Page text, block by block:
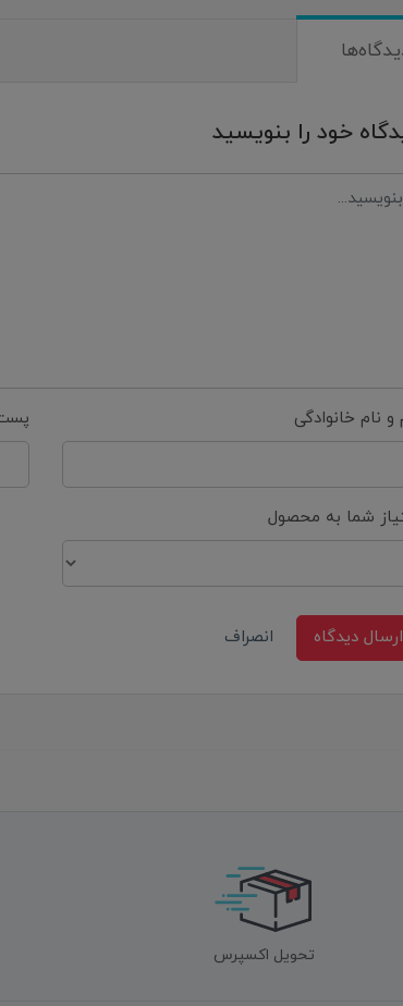
خود را بنویسید
و نام خانوادگی
شما به محصول
ارسال دیدگاه انصراف
تحویل اکسپرس